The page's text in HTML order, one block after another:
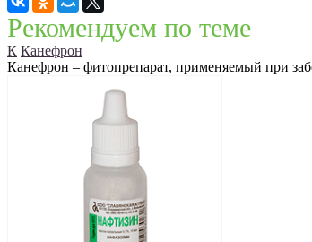
Рекомендуем по теме
К Канефрон
Канефрон – фитопрепарат, применяемый при